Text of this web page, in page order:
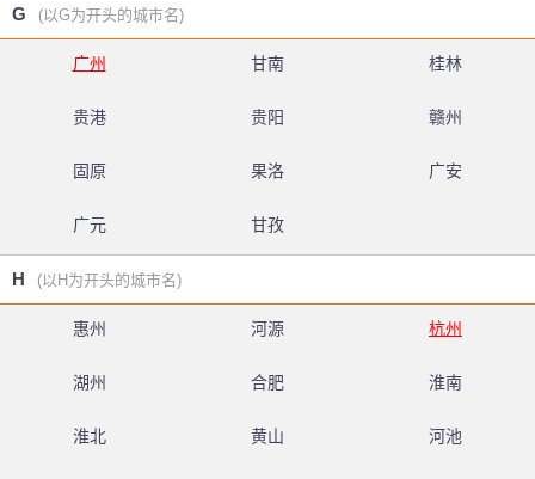
G (以G为开头的城市名)
广州 甘南 桂林
贵港 贵阳 赣州
固原 果洛 广安
广元 甘孜
H (以H为开头的城市名)
惠州 河源 杭州
湖州 合肥 淮南
淮北 黄山 河池